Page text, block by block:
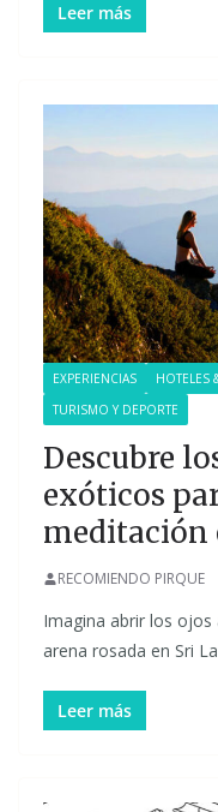
Leer más
EXPERIENCIAS HOTELES
TURISMO Y DEPORTE
Descubre
exóticos
meditación
RECOMIENDO PIRQUE
Imagina abrir los ojos
arena rosada en Sri
Leer más